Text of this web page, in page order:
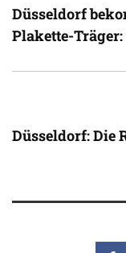
Düsseldorf
Plakette-
Düsseldorf: Die